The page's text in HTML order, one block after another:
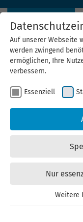
Beratung für
Auf unserer Webseite
werden zwingend
ermöglichen, Ihre
verbessern.
Essenziell
Nur
Essenzielle Cookies
Weitere